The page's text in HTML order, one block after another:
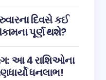
દિવસે કઈ
પૂર્ણ થશે?
આ 4 રાશિઓના
ધનલાભ!